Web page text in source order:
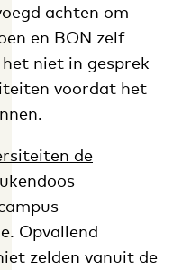
achten om
en BON zelf
het niet in gesprek
voordat het
de
Opvallend
zelden vanuit de